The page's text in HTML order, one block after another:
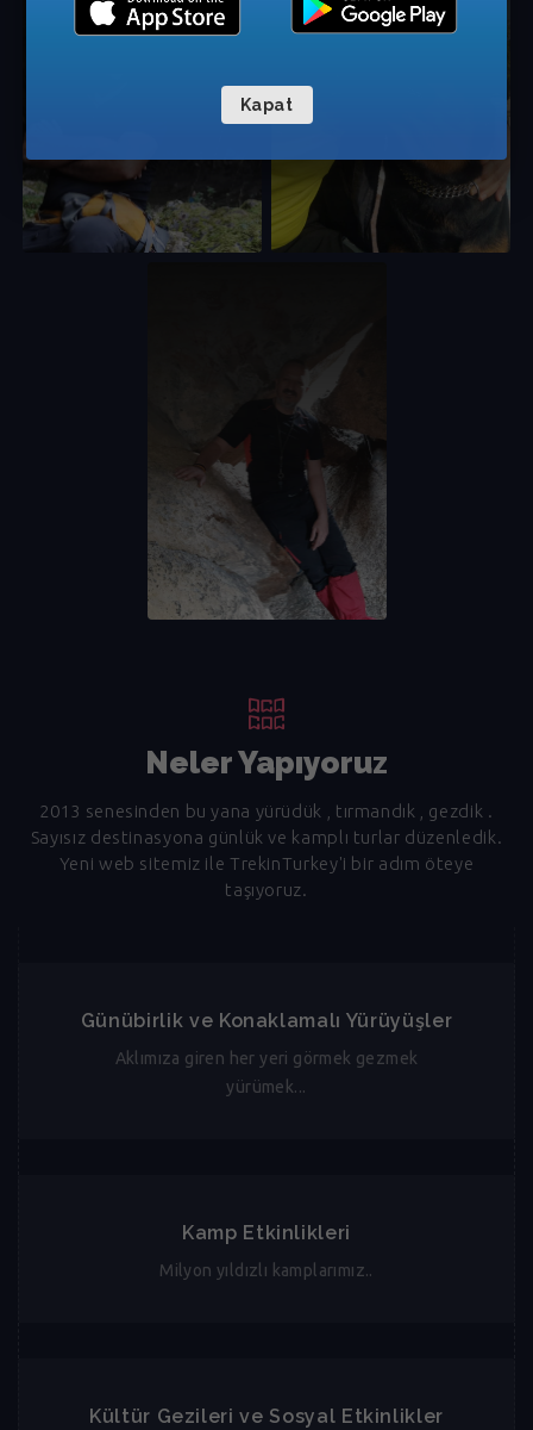
Neler Yapıyoruz
2013 senesinden bu yana yürüdük , tırmandık , gezdik .
Sayısız destinasyona günlük ve kamplı turlar düzenledik.
Yeni web sitemiz ile TrekinTurkey'i bir adım öteye
taşıyoruz.
Günübirlik ve Konaklamalı Yürüyüşler
Aklımıza giren her yeri görmek gezmek
yürümek...
Kamp Etkinlikleri
Milyon yıldızlı kamplarımız..
Kültür Gezileri ve Sosyal Etkinlikler
Kapat